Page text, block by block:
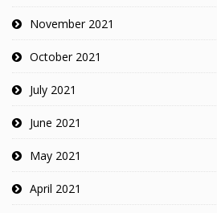
November 2021
October 2021
July 2021
June 2021
May 2021
April 2021